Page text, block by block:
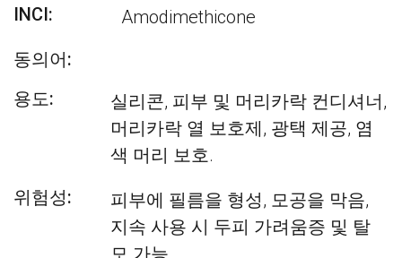
INCI:
Amodimethicone
동의어:
용도:
실리콘, 피부 및 머리카락 컨디셔너,
머리카락 열 보호제, 광택 제공, 염
색 머리 보호.
위험성:
피부에 필름을 형성, 모공을 막음,
지속 사용 시 두피 가려움증 및 탈
모 가능.